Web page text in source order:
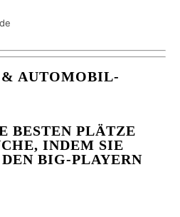
AUTOMOBIL-
BESTEN PLÄTZE
INDEM SIE
BIG-PLAYERN